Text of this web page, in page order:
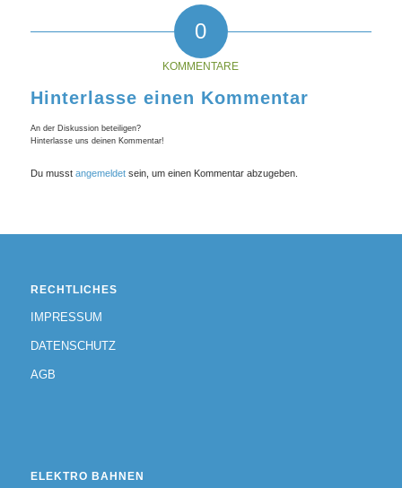
0
KOMMENTARE
Hinterlasse einen Kommentar
An der Diskussion beteiligen?
Hinterlasse uns deinen Kommentar!
Du musst angemeldetsein, um einen Kommentar abzugeben.
RECHTLICHES
IMPRESSUM
DATENSCHUTZ
AGB
ELEKTRO BAHNEN